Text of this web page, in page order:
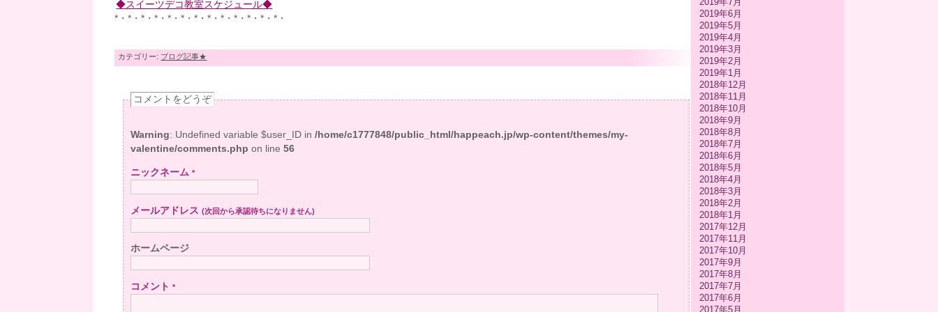
2019年6月
2019年5月
2019年4月
2019年3月
2019年2月
2019年1月
2018年12月
2018年11月
2018年10月
2018年9月
2018年8月
2018年7月
2018年6月
2018年5月
2018年4月
2018年3月
2018年2月
2018年1月
2017年12月
2017年11月
2017年10月
2017年9月
2017年8月
2017年7月
2017年6月
2017年5月
◆スイーツデコ教室スケジュール◆
*・*・*・*・*・*・*・*・*・*・*・*・*・
カテゴリー: ブログ記事★
コメントをどうぞ
Warning : Undefined variable $user_ID in/home/c1777848/public_html/happeach.jp/wp-content/themes/my-
valentine/comments.php on line56
ニックネーム*
メールアドレス(次回から承認待ちになりません)
ホームページ
コメント*